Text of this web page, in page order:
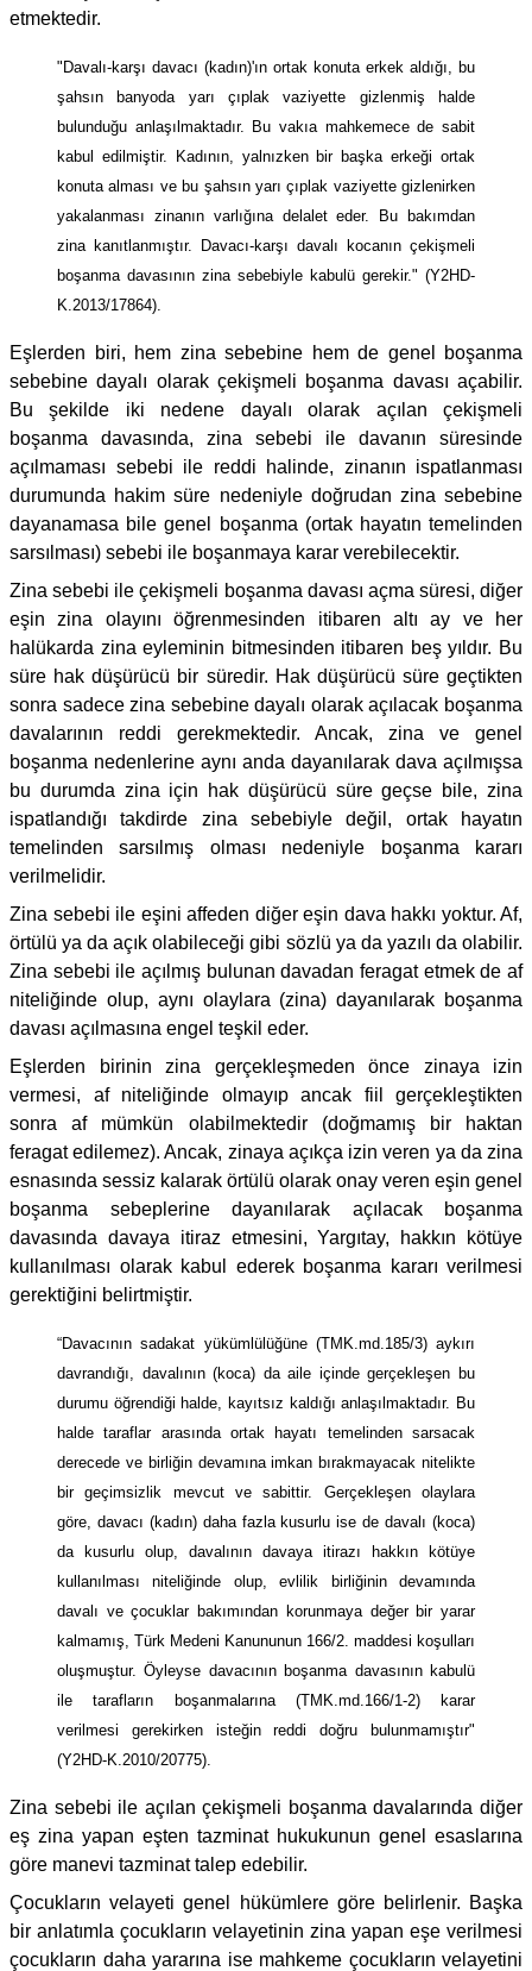
etmektedir.
"Davalı-karşı davacı (kadın)'ın ortak konuta erkek aldığı, bu
şahsın banyoda yarı çıplak vaziyette gizlenmiş halde
bulunduğu anlaşılmaktadır. Bu vakıa mahkemece de sabit
kabul edilmiştir. Kadının, yalnızken bir başka erkeği ortak
konuta alması ve bu şahsın yarı çıplak vaziyette gizlenirken
yakalanması zinanın varlığına delalet eder. Bu bakımdan
zina kanıtlanmıştır. Davacı-karşı davalı kocanın çekişmeli
boşanma davasının zina sebebiyle kabulü gerekir." (Y2HD-
K.2013/17864).
Eşlerden biri, hem zina sebebine hem de genel boşanma
sebebine dayalı olarak çekişmeli boşanma davası açabilir.
Bu şekilde iki nedene dayalı olarak açılan çekişmeli
boşanma davasında, zina sebebi ile davanın süresinde
açılmaması sebebi ile reddi halinde, zinanın ispatlanması
durumunda hakim süre nedeniyle doğrudan zina sebebine
dayanamasa bile genel boşanma (ortak hayatın temelinden
sarsılması) sebebi ile boşanmaya karar verebilecektir.
Zina sebebi ile çekişmeli boşanma davası açma süresi, diğer
eşin zina olayını öğrenmesinden itibaren altı ay ve her
halükarda zina eyleminin bitmesinden itibaren beş yıldır. Bu
süre hak düşürücü bir süredir. Hak düşürücü süre geçtikten
sonra sadece zina sebebine dayalı olarak açılacak boşanma
davalarının reddi gerekmektedir. Ancak, zina ve genel
boşanma nedenlerine aynı anda dayanılarak dava açılmışsa
bu durumda zina için hak düşürücü süre geçse bile, zina
ispatlandığı takdirde zina sebebiyle değil, ortak hayatın
temelinden sarsılmış olması nedeniyle boşanma kararı
verilmelidir.
Zina sebebi ile eşini affeden diğer eşin dava hakkı yoktur. Af,
örtülü ya da açık olabileceği gibi sözlü ya da yazılı da olabilir.
Zina sebebi ile açılmış bulunan davadan feragat etmek de af
niteliğinde olup, aynı olaylara (zina) dayanılarak boşanma
davası açılmasına engel teşkil eder.
Eşlerden birinin zina gerçekleşmeden önce zinaya izin
vermesi, af niteliğinde olmayıp ancak fiil gerçekleştikten
sonra af mümkün olabilmektedir (doğmamış bir haktan
feragat edilemez). Ancak, zinaya açıkça izin veren ya da zina
esnasında sessiz kalarak örtülü olarak onay veren eşin genel
boşanma sebeplerine dayanılarak açılacak boşanma
davasında davaya itiraz etmesini, Yargıtay, hakkın kötüye
kullanılması olarak kabul ederek boşanma kararı verilmesi
gerektiğini belirtmiştir.
“Davacının sadakat yükümlülüğüne (TMK.md.185/3) aykırı
davrandığı, davalının (koca) da aile içinde gerçekleşen bu
durumu öğrendiği halde, kayıtsız kaldığı anlaşılmaktadır. Bu
halde taraflar arasında ortak hayatı temelinden sarsacak
derecede ve birliğin devamına imkan bırakmayacak nitelikte
bir geçimsizlik mevcut ve sabittir. Gerçekleşen olaylara
göre, davacı (kadın) daha fazla kusurlu ise de davalı (koca)
da kusurlu olup, davalının davaya itirazı hakkın kötüye
kullanılması niteliğinde olup, evlilik birliğinin devamında
davalı ve çocuklar bakımından korunmaya değer bir yarar
kalmamış, Türk Medeni Kanununun 166/2. maddesi koşulları
oluşmuştur. Öyleyse davacının boşanma davasının kabulü
ile tarafların boşanmalarına (TMK.md.166/1-2) karar
verilmesi gerekirken isteğin reddi doğru bulunmamıştır"
(Y2HD-K.2010/20775).
Zina sebebi ile açılan çekişmeli boşanma davalarında diğer
eş zina yapan eşten tazminat hukukunun genel esaslarına
göre manevi tazminat talep edebilir.
Çocukların velayeti genel hükümlere göre belirlenir. Başka
bir anlatımla çocukların velayetinin zina yapan eşe verilmesi
çocukların daha yararına ise mahkeme çocukların velayetini